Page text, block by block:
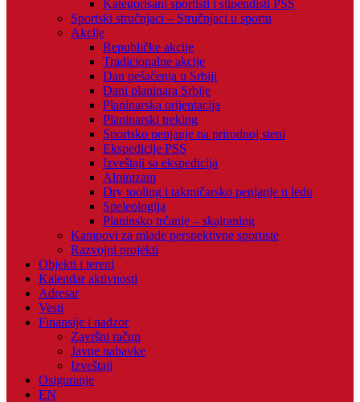
Kategorisani sportisti i stipendisti PSS
Sportski stručnjaci – Stručnjaci u sportu
Akcije
Republičke akcije
Tradicionalne akcije
Dan pešačenja u Srbiji
Dani planinara Srbije
Planinarska orijentacija
Planinarski treking
Sportsko penjanje na prirodnoj steni
Ekspedicije PSS
Izveštaji sa ekspedicija
Alpinizam
Dry tooling i takmičarsko penjanje u ledu
Speleologija
Planinsko trčanje – skajraning
Kampovi za mlade perspektivne sportiste
Razvojni projekti
Objekti i tereni
Kalendar aktivnosti
Adresar
Vesti
Finansije i nadzor
Završni račun
Javne nabavke
Izveštaji
Osiguranje
EN